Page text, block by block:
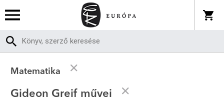
Matematika
Gideon Greif művei